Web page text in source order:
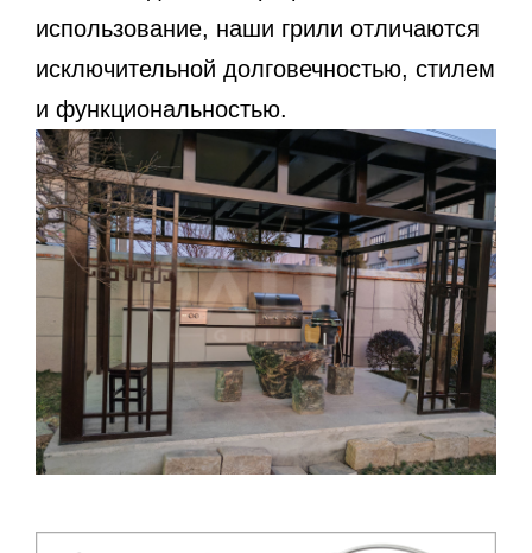
использование, наши грили отличаются
исключительной долговечностью, стилем
и функциональностью.